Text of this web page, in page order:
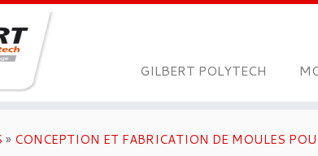
GILBERT POLYTECH
» CONCEPTION ET FABRICATION DE MOULES